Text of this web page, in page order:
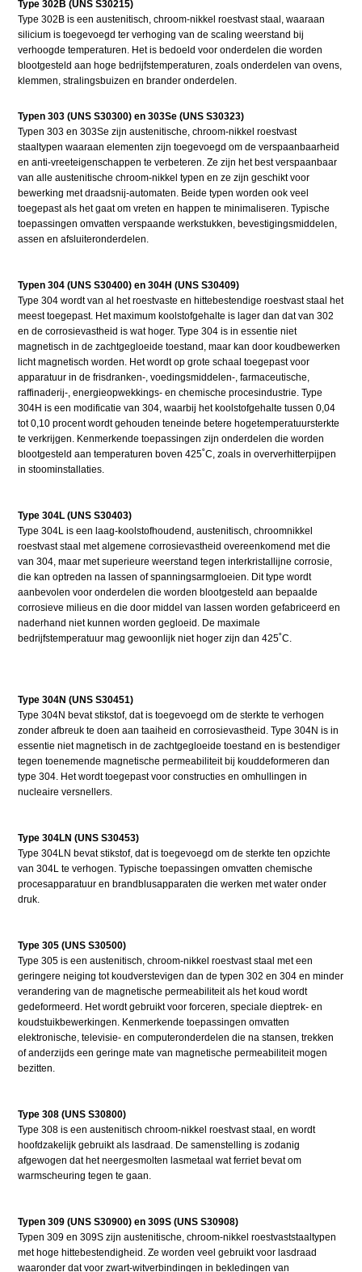
Type 302B (UNS S30215)
Type 302B is een austenitisch, chroom-nikkel roestvast staal, waaraan
silicium is toegevoegd ter verhoging van de scaling weerstand bij
verhoogde temperaturen. Het is bedoeld voor onderdelen die worden
blootgesteld aan hoge bedrijfstemperaturen, zoals onderdelen van ovens,
klemmen, stralingsbuizen en brander onderdelen.
Typen 303 (UNS S30300) en 303Se (UNS S30323)
Typen 303 en 303Se zijn austenitische, chroom-nikkel roestvast
staaltypen waaraan elementen zijn toegevoegd om de verspaanbaarheid
en anti-vreeteigenschappen te verbeteren. Ze zijn het best verspaanbaar
van alle austenitische chroom-nikkel typen en ze zijn geschikt voor
bewerking met draadsnij-automaten. Beide typen worden ook veel
toegepast als het gaat om vreten en happen te minimaliseren. Typische
toepassingen omvatten verspaande werkstukken, bevestigingsmiddelen,
assen en afsluiteronderdelen.
Typen 304 (UNS S30400) en 304H (UNS S30409)
Type 304 wordt van al het roestvaste en hittebestendige roestvast staal het
meest toegepast. Het maximum koolstofgehalte is lager dan dat van 302
en de corrosievastheid is wat hoger. Type 304 is in essentie niet
magnetisch in de zachtgegloeide toestand, maar kan door koudbewerken
licht magnetisch worden. Het wordt op grote schaal toegepast voor
apparatuur in de frisdranken-, voedingsmiddelen-, farmaceutische,
raffinaderij-, energieopwekkings- en chemische procesindustrie. Type
304H is een modificatie van 304, waarbij het koolstofgehalte tussen 0,04
tot 0,10 procent wordt gehouden teneinde betere hogetemperatuursterkte
te verkrijgen. Kenmerkende toepassingen zijn onderdelen die worden
blootgesteld aan temperaturen boven 425˚C, zoals in oververhitterpijpen
in stoominstallaties.
Type 304L (UNS S30403)
Type 304L is een laag-koolstofhoudend, austenitisch, chroomnikkel
roestvast staal met algemene corrosievastheid overeenkomend met die
van 304, maar met superieure weerstand tegen interkristallijne corrosie,
die kan optreden na lassen of spanningsarmgloeien. Dit type wordt
aanbevolen voor onderdelen die worden blootgesteld aan bepaalde
corrosieve milieus en die door middel van lassen worden gefabriceerd en
naderhand niet kunnen worden gegloeid. De maximale
bedrijfstemperatuur mag gewoonlijk niet hoger zijn dan 425˚C.
Type 304N (UNS S30451)
Type 304N bevat stikstof, dat is toegevoegd om de sterkte te verhogen
zonder afbreuk te doen aan taaiheid en corrosievastheid. Type 304N is in
essentie niet magnetisch in de zachtgegloeide toestand en is bestendiger
tegen toenemende magnetische permeabiliteit bij kouddeformeren dan
type 304. Het wordt toegepast voor constructies en omhullingen in
nucleaire versnellers.
Type 304LN (UNS S30453)
Type 304LN bevat stikstof, dat is toegevoegd om de sterkte ten opzichte
van 304L te verhogen. Typische toepassingen omvatten chemische
procesapparatuur en brandblusapparaten die werken met water onder
druk.
Type 305 (UNS S30500)
Type 305 is een austenitisch, chroom-nikkel roestvast staal met een
geringere neiging tot koudverstevigen dan de typen 302 en 304 en minder
verandering van de magnetische permeabiliteit als het koud wordt
gedeformeerd. Het wordt gebruikt voor forceren, speciale dieptrek- en
koudstuikbewerkingen. Kenmerkende toepassingen omvatten
elektronische, televisie- en computeronderdelen die na stansen, trekken
of anderzijds een geringe mate van magnetische permeabiliteit mogen
bezitten.
Type 308 (UNS S30800)
Type 308 is een austenitisch chroom-nikkel roestvast staal, en wordt
hoofdzakelijk gebruikt als lasdraad. De samenstelling is zodanig
afgewogen dat het neergesmolten lasmetaal wat ferriet bevat om
warmscheuring tegen te gaan.
Typen 309 (UNS S30900) en 309S (UNS S30908)
Typen 309 en 309S zijn austenitische, chroom-nikkel roestvaststaaltypen
met hoge hittebestendigheid. Ze worden veel gebruikt voor lasdraad
waaronder dat voor zwart-witverbindingen in bekledingen van